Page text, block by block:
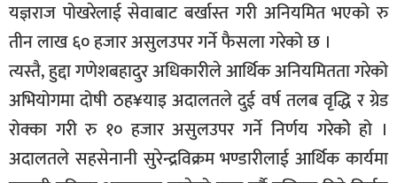
यज्ञराज पोखरेलाई सेवाबाट बर्खास्त गरी अनियमित भएको रु
तीन लाख ६० हजार असुलउपर गर्ने फैसला गरेको छ ।
त्यस्तै, हुद्दा गणेशबहादुर अधिकारीले आर्थिक अनियमितता गरेको
अभियोगमा दोषी ठह¥याइ अदालतले दुई वर्ष तलब वृद्धि र ग्रेड
रोक्का गरी रु १० हजार असुलउपर गर्ने निर्णय गरेकोे हो ।
अदालतले सहसेनानी सुरेन्द्रविक्रम भण्डारीलाई आर्थिक कार्यमा